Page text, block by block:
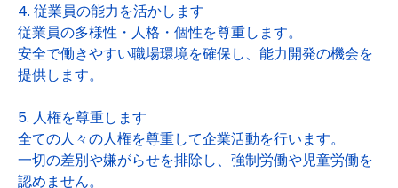
4. 従業員の能力を活かします
従業員の多様性・人格・個性を尊重します。
安全で働きやすい職場環境を確保し、能力開発の機会を
提供します。
5. 人権を尊重します
全ての人々の人権を尊重して企業活動を行います。
一切の差別や嫌がらせを排除し、強制労働や児童労働を
認めません。